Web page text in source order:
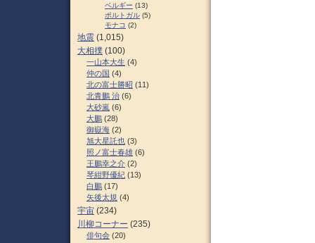
ベルギー (13)
ポルトガル (5)
モナコ (2)
地震 (1,015)
大相撲 (100)
一山本大生 (4)
仲の国 (4)
北の富士勝昭 (11)
北青鵬 治 (6)
大砂嵐 (6)
大鵬 (28)
御嶽海 (2)
旭大星託也 (3)
照ノ富士春雄 (6)
王鵬幸之介 (2)
琴紺野優紀 (13)
白鵬 (17)
矢後太規 (4)
宇宙 (234)
川柳コーナー (235)
俳句会 (20)